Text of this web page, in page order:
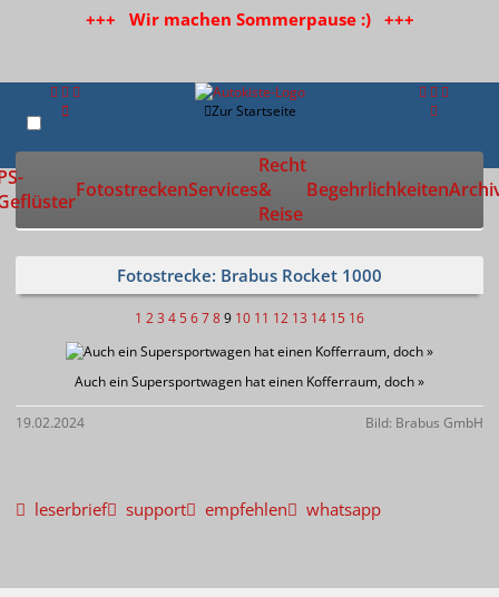
+++ Wir machen Sommerpause :) +++
Zur Startseite
FotostreckenServices
Recht
&
Reise
Begehrlichkeiten
Fotostrecke: Brabus Rocket 1000
1 23 4 56789 10 11 12 13 14 15 16
Auch ein Supersportwagen hat einen Kofferraum, doch »
19.02.2024 Bild: Brabus GmbH
leserbrief support empfehlen whatsapp